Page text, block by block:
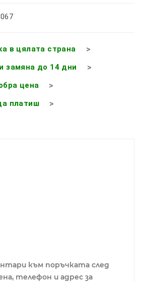
в цялата страна
замяна до 14 дни
цена
платиш
към поръчката след
телефон и адрес за